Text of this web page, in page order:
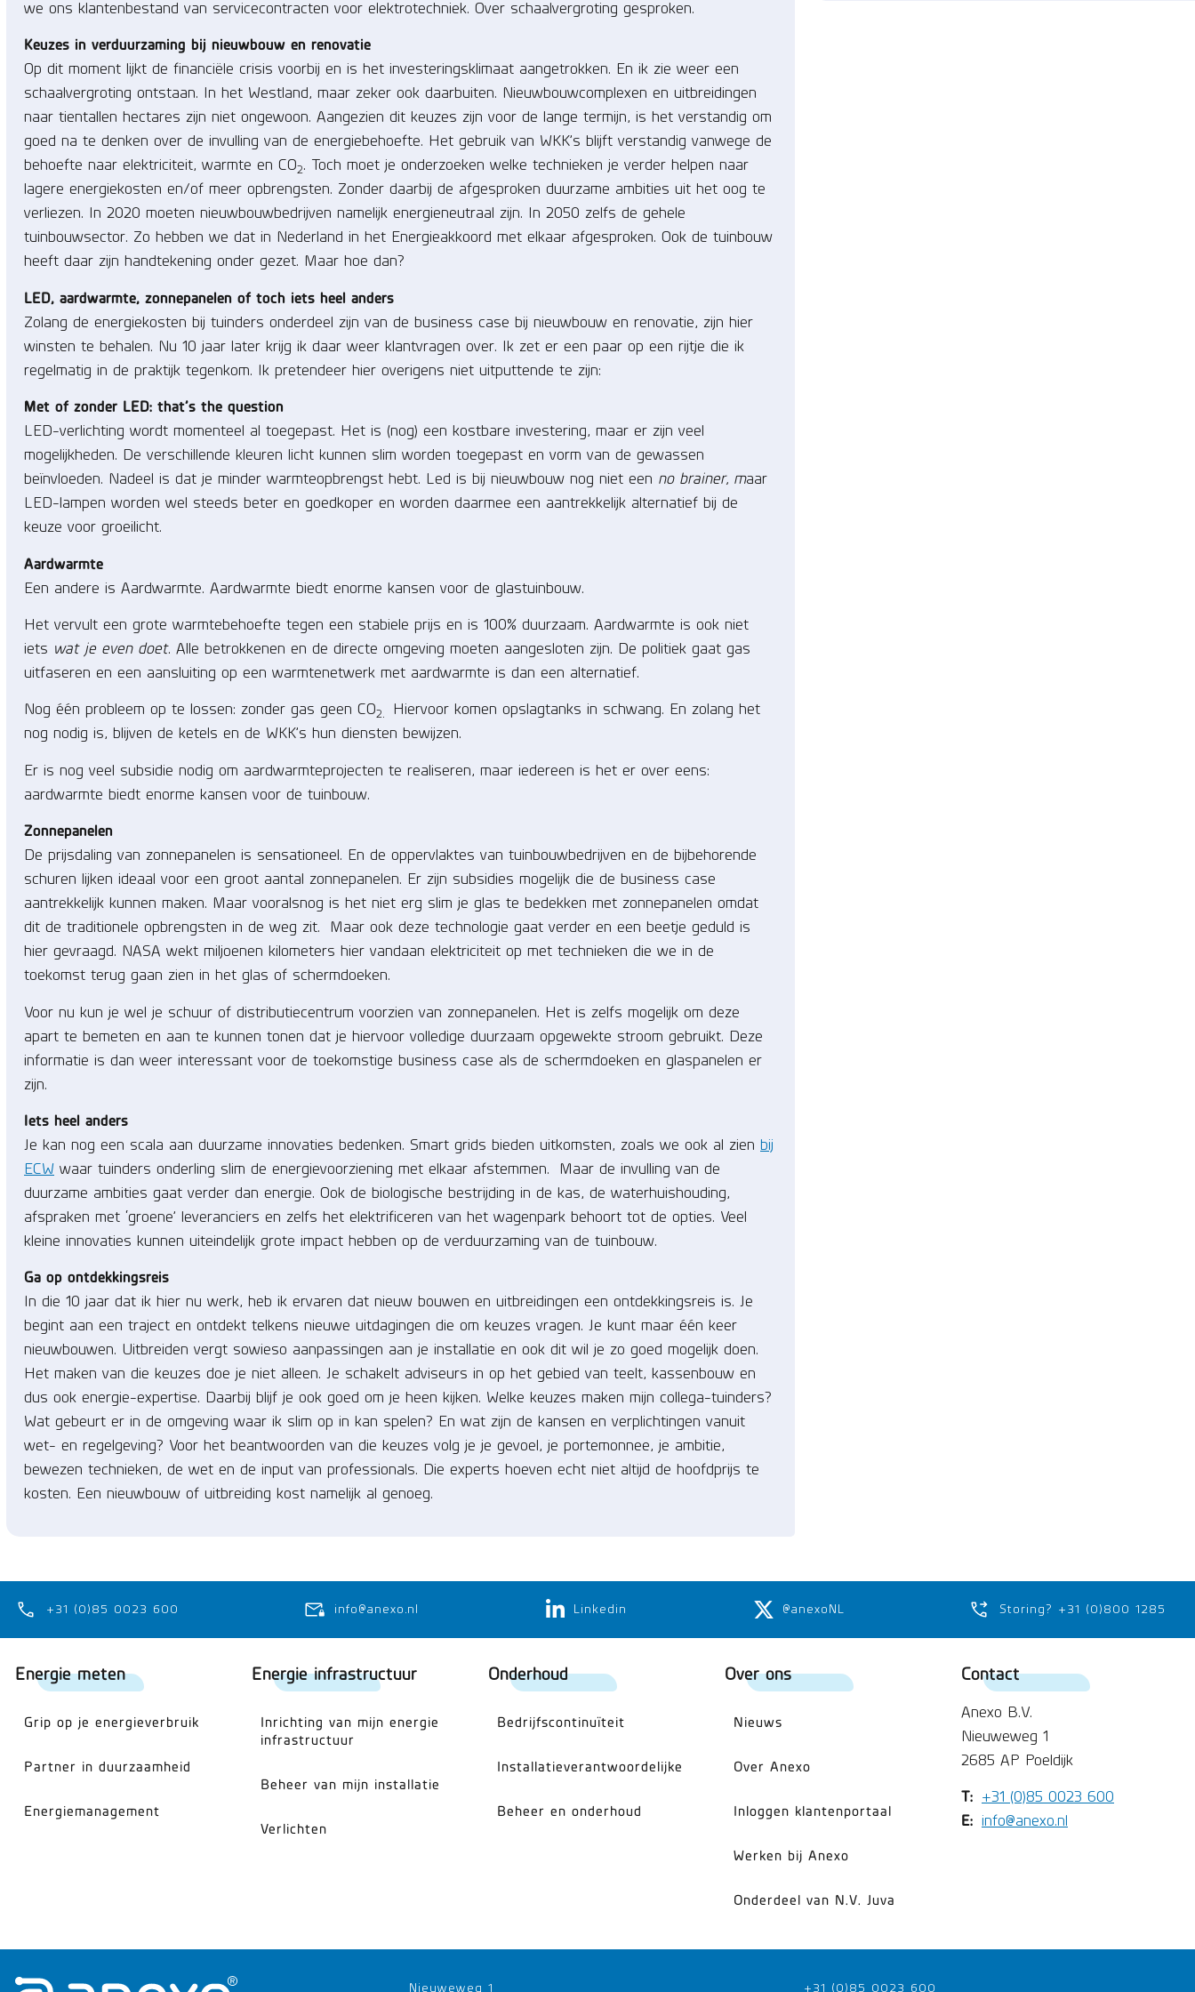
we ons klantenbestand van servicecontracten voor elektrotechniek. Over schaalvergroting gesproken.
Keuzes in verduurzaming bij nieuwbouw en renovatie
Op dit moment lijkt de financiële crisis voorbij en is het investeringsklimaat aangetrokken. En ik zie weer een
schaalvergroting ontstaan. In het Westland, maar zeker ook daarbuiten. Nieuwbouwcomplexen en uitbreidingen
naar tientallen hectares zijn niet ongewoon. Aangezien dit keuzes zijn voor de lange termijn, is het verstandig om
goed na te denken over de invulling van de energiebehoefte. Het gebruik van WKK’s blijft verstandig vanwege de
behoefte naar elektriciteit, warmte en CO2. Toch moet je onderzoeken welke technieken je verder helpen naar
lagere energiekosten en/of meer opbrengsten. Zonder daarbij de afgesproken duurzame ambities uit het oog te
verliezen. In 2020 moeten nieuwbouwbedrijven namelijk energieneutraal zijn. In 2050 zelfs de gehele
tuinbouwsector. Zo hebben we dat in Nederland in het Energieakkoord met elkaar afgesproken. Ook de tuinbouw
heeft daar zijn handtekening onder gezet. Maar hoe dan?
LED, aardwarmte, zonnepanelen of toch iets heel anders
Zolang de energiekosten bij tuinders onderdeel zijn van de business case bij nieuwbouw en renovatie, zijn hier
winsten te behalen. Nu 10 jaar later krijg ik daar weer klantvragen over. Ik zet er een paar op een rijtje die ik
regelmatig in de praktijk tegenkom. Ik pretendeer hier overigens niet uitputtende te zijn:
Met of zonder LED: that’s the question
LED-verlichting wordt momenteel al toegepast. Het is (nog) een kostbare investering, maar er zijn veel
mogelijkheden. De verschillende kleuren licht kunnen slim worden toegepast en vorm van de gewassen
beïnvloeden. Nadeel is dat je minder warmteopbrengst hebt. Led is bij nieuwbouw nog niet een no brainer, maar
LED-lampen worden wel steeds beter en goedkoper en worden daarmee een aantrekkelijk alternatief bij de
keuze voor groeilicht.
Aardwarmte
Een andere is Aardwarmte. Aardwarmte biedt enorme kansen voor de glastuinbouw.
Het vervult een grote warmtebehoefte tegen een stabiele prijs en is 100% duurzaam. Aardwarmte is ook niet
iets wat je even doet. Alle betrokkenen en de directe omgeving moeten aangesloten zijn. De politiek gaat gas
uitfaseren en een aansluiting op een warmtenetwerk met aardwarmte is dan een alternatief.
Nog één probleem op te lossen: zonder gas geen CO2.
Hiervoor komen opslagtanks in schwang. En zolang het
nog nodig is, blijven de ketels en de WKK’s hun diensten bewijzen.
Er is nog veel subsidie nodig om aardwarmteprojecten te realiseren, maar iedereen is het er over eens:
aardwarmte biedt enorme kansen voor de tuinbouw.
Zonnepanelen
De prijsdaling van zonnepanelen is sensationeel. En de oppervlaktes van tuinbouwbedrijven en de bijbehorende
schuren lijken ideaal voor een groot aantal zonnepanelen. Er zijn subsidies mogelijk die de business case
aantrekkelijk kunnen maken. Maar vooralsnog is het niet erg slim je glas te bedekken met zonnepanelen omdat
dit de traditionele opbrengsten in de weg zit. Maar ook deze technologie gaat verder en een beetje geduld is
hier gevraagd. NASA wekt miljoenen kilometers hier vandaan elektriciteit op met technieken die we in de
toekomst terug gaan zien in het glas of schermdoeken.
Voor nu kun je wel je schuur of distributiecentrum voorzien van zonnepanelen. Het is zelfs mogelijk om deze
apart te bemeten en aan te kunnen tonen dat je hiervoor volledige duurzaam opgewekte stroom gebruikt. Deze
informatie is dan weer interessant voor de toekomstige business case als de schermdoeken en glaspanelen er
zijn.
Iets heel anders
Je kan nog een scala aan duurzame innovaties bedenken. Smart grids bieden uitkomsten, zoals we ook al zien bij
ECW waar tuinders onderling slim de energievoorziening met elkaar afstemmen. Maar de invulling van de
duurzame ambities gaat verder dan energie. Ook de biologische bestrijding in de kas, de waterhuishouding,
afspraken met ‘groene’ leveranciers en zelfs het elektrificeren van het wagenpark behoort tot de opties. Veel
kleine innovaties kunnen uiteindelijk grote impact hebben op de verduurzaming van de tuinbouw.
Ga op ontdekkingsreis
In die 10 jaar dat ik hier nu werk, heb ik ervaren dat nieuw bouwen en uitbreidingen een ontdekkingsreis is. Je
begint aan een traject en ontdekt telkens nieuwe uitdagingen die om keuzes vragen. Je kunt maar één keer
nieuwbouwen. Uitbreiden vergt sowieso aanpassingen aan je installatie en ook dit wil je zo goed mogelijk doen.
Het maken van die keuzes doe je niet alleen. Je schakelt adviseurs in op het gebied van teelt, kassenbouw en
dus ook energie-expertise. Daarbij blijf je ook goed om je heen kijken. Welke keuzes maken mijn collega-tuinders?
Wat gebeurt er in de omgeving waar ik slim op in kan spelen? En wat zijn de kansen en verplichtingen vanuit
wet- en regelgeving? Voor het beantwoorden van die keuzes volg je je gevoel, je portemonnee, je ambitie,
bewezen technieken, de wet en de input van professionals. Die experts hoeven echt niet altijd de hoofdprijs te
kosten. Een nieuwbouw of uitbreiding kost namelijk al genoeg.
+31 (0)85 0023 600 info@anexo.nl Linkedin @anexoNL Storing? +31 (0)800 1285
Energie meten
Grip op je energieverbruik
Partner in duurzaamheid
Energiemanagement
Energie infrastructuur
Inrichting van mijn energie
infrastructuur
Beheer van mijn installatie
Verlichten
Onderhoud
Bedrijfscontinuïteit
Installatieverantwoordelijke
Beheer en onderhoud
Over ons
Nieuws
Over Anexo
Inloggen klantenportaal
Werken bij Anexo
Onderdeel van N.V. Juva
Contact
Anexo B.V.
Nieuweweg 1
2685 AP Poeldijk
T: +31 (0)85 0023 600
E: info@anexo.nl
Nieuweweg 1 +31 (0)85 0023 600